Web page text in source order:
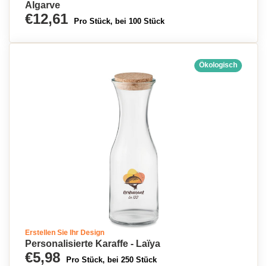
Algarve
€12,61 Pro Stück, bei 100 Stück
Ökologisch
Erstellen Sie Ihr Design
Personalisierte Karaffe - Laïya
€5,98 Pro Stück, bei 250 Stück